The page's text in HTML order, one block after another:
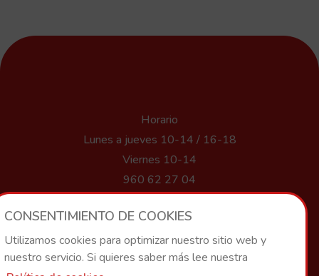
Horario
Lunes a jueves 10-14 / 16-18
Viernes 10-14
960 62 27 04
Política de Privacidad
CONSENTIMIENTO DE COOKIES
Utilizamos cookies para optimizar nuestro sitio web y
nuestro servicio. Si quieres saber más lee nuestra